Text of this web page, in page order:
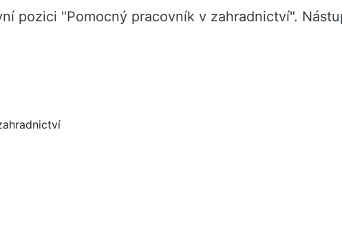
pozici "Pomocný pracovník v zahradnictví".